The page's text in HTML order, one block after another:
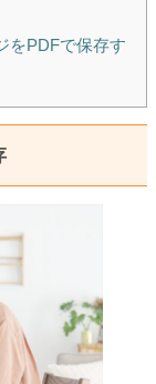
をPDFで保存す